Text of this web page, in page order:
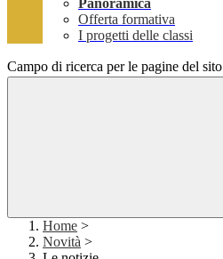
Panoramica
Offerta formativa
I progetti delle classi
Campo di ricerca per le pagine del sito
Home >
Novità >